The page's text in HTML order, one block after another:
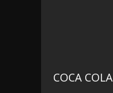
COCA COLA